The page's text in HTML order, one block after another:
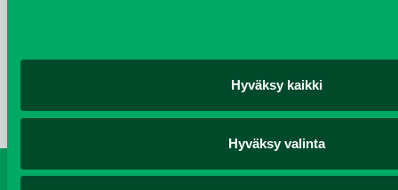
Hyväksy kaikki
Hyväksy valinta
Koneet